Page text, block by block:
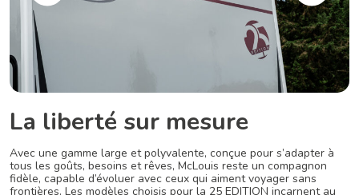
La liberté sur mesure
Avec une gamme large et polyvalente, conçue pour s’adapter à
tous les goûts, besoins et rêves, McLouis reste un compagnon
fidèle, capable d’évoluer avec ceux qui aiment voyager sans
frontières. Les modèles choisis pour la 25 EDITION incarnent au